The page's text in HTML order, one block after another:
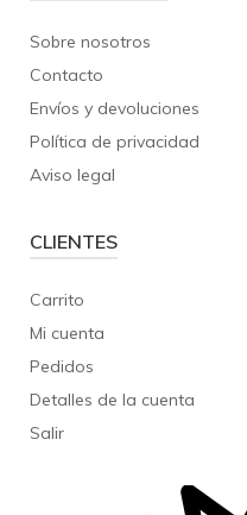
Sobre nosotros
Contacto
Envíos y devoluciones
Política de privacidad
Aviso legal
CLIENTES
Carrito
Mi cuenta
Pedidos
Detalles de la cuenta
Salir